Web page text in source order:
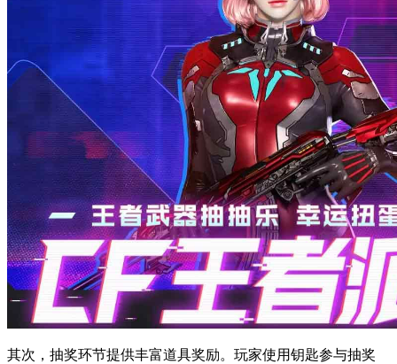
其次，抽奖环节提供丰富道具奖励。玩家使用钥匙参与抽奖